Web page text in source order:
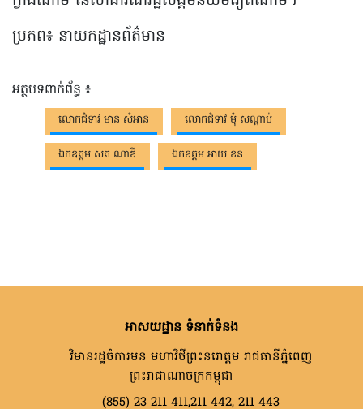
ប្រភព៖ នាយកដ្ឋានព័ត៌មាន
អត្ថបទពាក់ព័ន្ធ ៖
លោកជំទាវ មាន សំអាន លោកជំទាវ មុំ សណ្តាប់
ឯកឧត្តម សត ណាឌី ឯកឧត្តម អាយ ខន
អាសយដ្ឋាន ទំនាក់ទំនង
វិមានរដ្ឋចំការមន មហាវិថីព្រះនរោត្តម រាជធានីភ្នំពេញ
ព្រះរាជាណាចក្រកម្ពុជា
(855) 23 211 411,211 442, 211 443